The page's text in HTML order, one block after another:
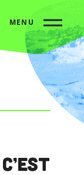
MENU